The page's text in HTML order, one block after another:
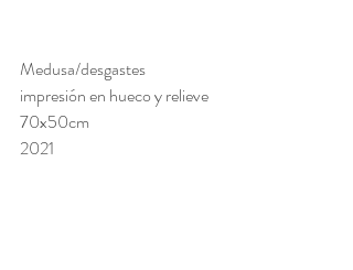
Medusa/desgastes
impresión en hueco y relieve
70x50cm
2021